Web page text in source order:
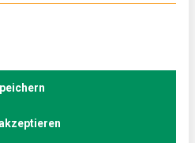
das
angebaut, gilt als hiesige
sein aufgrund seiner
Gruppen, für die eine